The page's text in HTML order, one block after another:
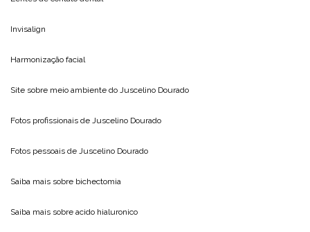
Invisalign
Harmonização facial
Site sobre meio ambiente do Juscelino Dourado
Fotos profissionais de Juscelino Dourado
Fotos pessoais de Juscelino Dourado
Saiba mais sobre bichectomia
Saiba mais sobre acido hialuronico